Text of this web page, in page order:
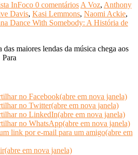
InFoco 0 comentários A Voz, Anthony
Davis, Kasi Lemmons, Naomi Ackie,
Dance With Somebody: A História de
maiores lendas da música chega aos
no Facebook(abre em nova janela)
no Twitter(abre em nova janela)
no LinkedIn(abre em nova janela)
no WhatsApp(abre em nova janela)
link por e-mail para um amigo(abre em
em nova janela)